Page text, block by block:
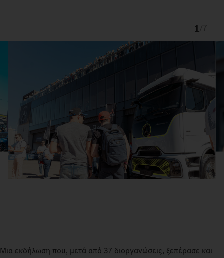
1
Μια εκδήλωση που, μετά από 37 διοργανώσεις, ξεπέρασε και